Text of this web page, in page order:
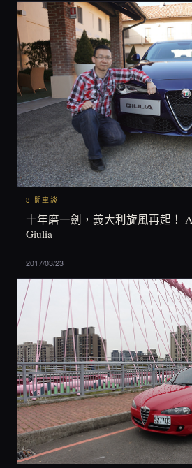
3 閒車談
十年磨一劍，義大利旋風再起！
Giulia
2017/03/23